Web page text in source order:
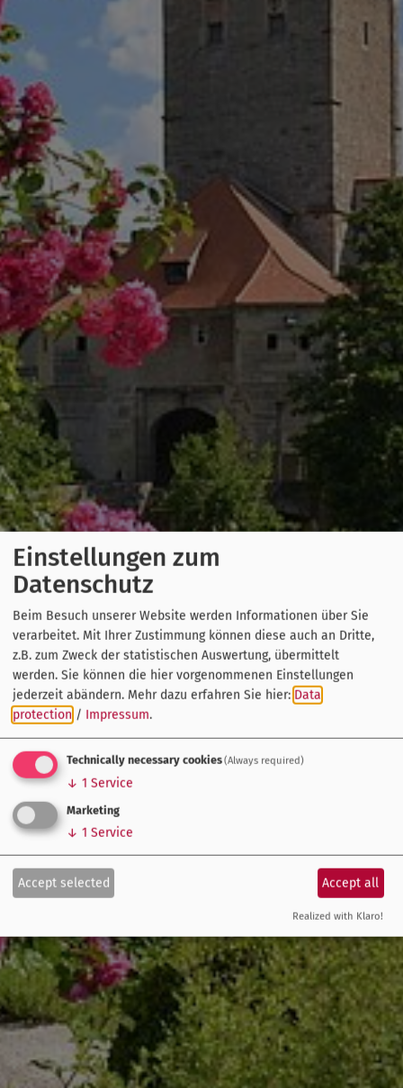
Einstellungen zum
Datenschutz
Beim Besuch unserer Website werden Informationen über Sie
verarbeitet. Mit Ihrer Zustimmung können diese auch an Dritte,
z.B. zum Zweck der statistischen Auswertung, übermittelt
werden. Sie können die hier vorgenommenen Einstellungen
jederzeit abändern. Mehr dazu erfahren Sie hier: Data
protection / Impressum.
Technically necessary cookies(Always required)
↓ 1 Service
Marketing
↓ 1 Service
Accept selected Accept all
Realized with Klaro!